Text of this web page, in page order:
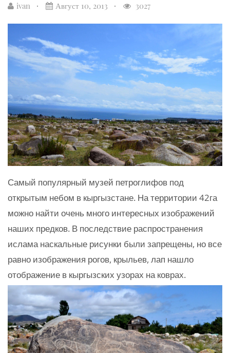
ivan Август 10, 2013 3027
Самый популярный музей петроглифов под
открытым небом в кыргызстане. На территории 42га
можно найти очень много интересных изображений
наших предков. В последствие распространения
ислама наскальные рисунки были запрещены, но все
равно изображения рогов, крыльев, лап нашло
отображение в кыргызских узорах на коврах.